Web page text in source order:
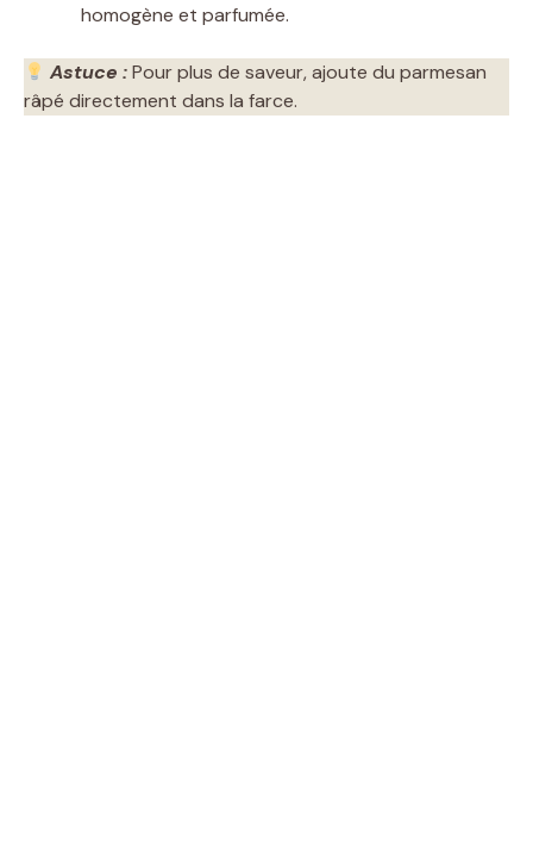
homogène et parfumée.
Astuce : Pour plus de saveur, ajoute du parmesan
râpé directement dans la farce.